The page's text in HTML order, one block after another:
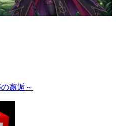
邂逅～